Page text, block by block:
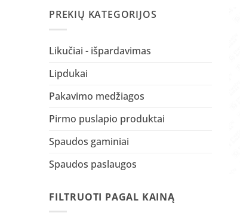
PREKIŲ KATEGORIJOS
Likučiai - išpardavimas
Lipdukai
Pakavimo medžiagos
Pirmo puslapio produktai
Spaudos gaminiai
Spaudos paslaugos
FILTRUOTI PAGAL KAINĄ